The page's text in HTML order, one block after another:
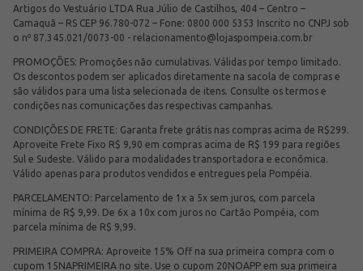
Artigos do Vestuário LTDA Rua Júlio de Castilhos, 404 – Centro –
Camaquã – RS CEP 96.780-072 – Fone: 0800 000 5353 Inscrito no CNPJ sob
o nº 87.345.021/0073-00 - relacionamento@lojaspompeia.com.br
PROMOÇÕES: Promoções não cumulativas. Válidas por tempo limitado.
Os descontos podem ser aplicados diretamente na sacola de compras e
são válidos para uma lista selecionada de itens. Consulte os termos e
condições nas comunicações das respectivas campanhas.
CONDIÇÕES DE FRETE: Garanta frete grátis nas compras acima de R$299.
Aproveite Frete Fixo R$ 9,90 em compras acima de R$ 199 para regiões
Sul e Sudeste. Válido para modalidades transportadora e econômica.
Válido apenas para produtos vendidos e entregues pela Pompéia.
PARCELAMENTO: Parcelamento de 1x a 5x sem juros, com parcela
mínima de R$ 9,99. De 6x a 10x com juros no Cartão Pompéia, com
parcela mínima de R$ 9,99.
PRIMEIRA COMPRA: Aproveite 15% Off na sua primeira compra com o
cupom 15NAPRIMEIRA no site. Use o cupom 20NOAPP em sua primeira